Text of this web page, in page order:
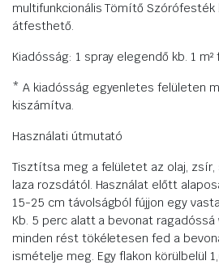
multifunkcionális Tömítő
átfesthető.
Kiadósság: 1 spray elegendő kb. 1
* A kiadósság egyenletes felületen
kiszámítva.
Használati útmutató
Tisztítsa meg a felületet az olaj, zsír,
laza rozsdától. Használat előtt
15-25 cm távolságból fújjon egy
Kb. 5 perc alatt a bevonat ragadóssá
minden rést tökéletesen fed a
ismételje meg. Egy flakon körülbelül